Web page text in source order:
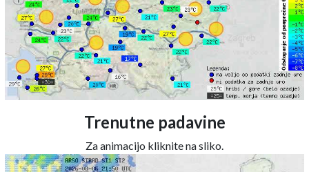
Trenutne padavine
Za animacijo kliknite na sliko.